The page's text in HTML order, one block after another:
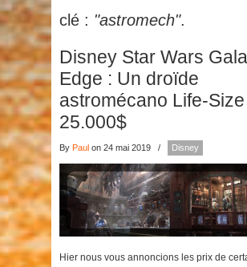
clé : "astromech".
Disney Star Wars
Edge : Un droïde
astromécano Life-
25.000$
By Paul on 24 mai 2019 / Disney
Hier nous vous annoncions les prix de